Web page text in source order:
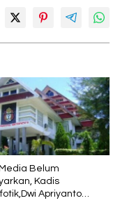
Belum
Kadis
Apriyanto